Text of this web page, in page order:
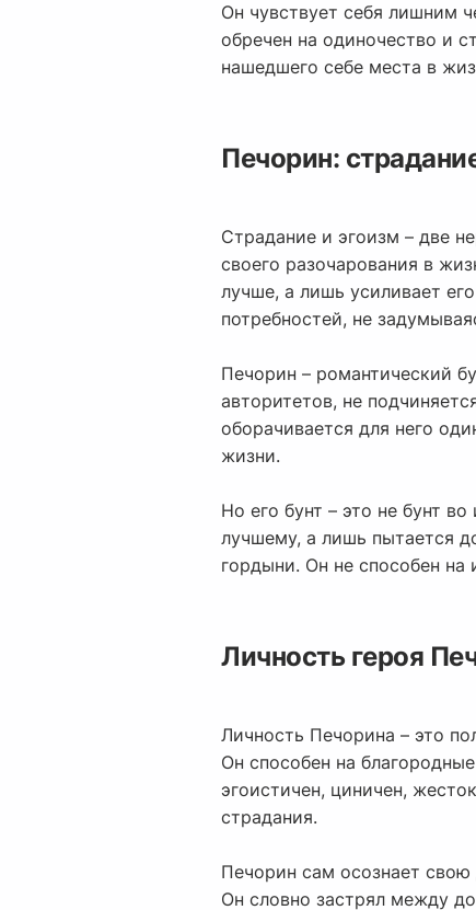
Он чувствует себя лишним
обречен на одиночество и
нашедшего себе места в
Печорин:
Страдание и эгоизм – две
своего разочарования в
лучше, а лишь усиливает
потребностей, не
Печорин – романтический
авторитетов, не
оборачивается для него
жизни.
Но его бунт – это не бунт
лучшему, а лишь пытается
гордыни. Он не способен
Личность героя
Личность Печорина – это
Он способен на
эгоистичен, циничен,
страдания.
Печорин сам осознает свою
Он словно застрял между